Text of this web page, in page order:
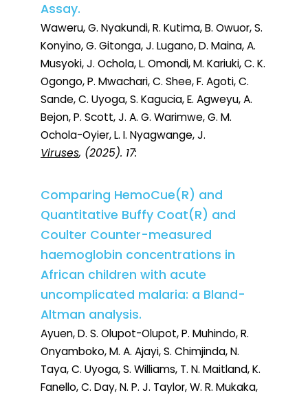
Assay.
Waweru, G. Nyakundi, R. Kutima, B. Owuor, S.
Konyino, G. Gitonga, J. Lugano, D. Maina, A.
Musyoki, J. Ochola, L. Omondi, M. Kariuki, C. K.
Ogongo, P. Mwachari, C. Shee, F. Agoti, C.
Sande, C. Uyoga, S. Kagucia, E. Agweyu, A.
Bejon, P. Scott, J. A. G. Warimwe, G. M.
Ochola-Oyier, L. I. Nyagwange, J.
Viruses, (2025). 17:
Comparing HemoCue(R) and
Quantitative Buffy Coat(R) and
Coulter Counter-measured
haemoglobin concentrations in
African children with acute
uncomplicated malaria: a Bland-
Altman analysis.
Ayuen, D. S. Olupot-Olupot, P. Muhindo, R.
Onyamboko, M. A. Ajayi, S. Chimjinda, N.
Taya, C. Uyoga, S. Williams, T. N. Maitland, K.
Fanello, C. Day, N. P. J. Taylor, W. R. Mukaka,